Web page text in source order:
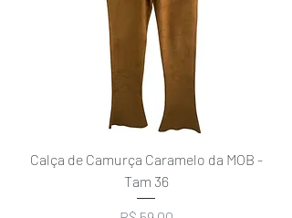
Calça de Camurça Caramelo da MOB -
Tam 36